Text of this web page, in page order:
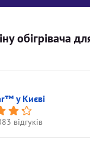
обігрівача
у Києві
відгуків